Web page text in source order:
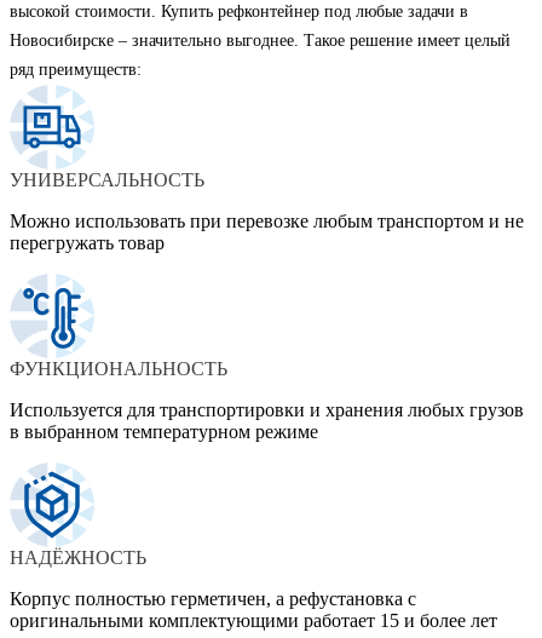
высокой стоимости. Купить рефконтейнер под любые задачи в
Новосибирске – значительно выгоднее. Такое решение имеет целый
ряд преимуществ:
УНИВЕРСАЛЬНОСТЬ
Можно использовать при перевозке любым транспортом и не
перегружать товар
ФУНКЦИОНАЛЬНОСТЬ
Используется для транспортировки и хранения любых грузов
в выбранном температурном режиме
НАДЁЖНОСТЬ
Корпус полностью герметичен, а рефустановка с
оригинальными комплектующими работает 15 и более лет